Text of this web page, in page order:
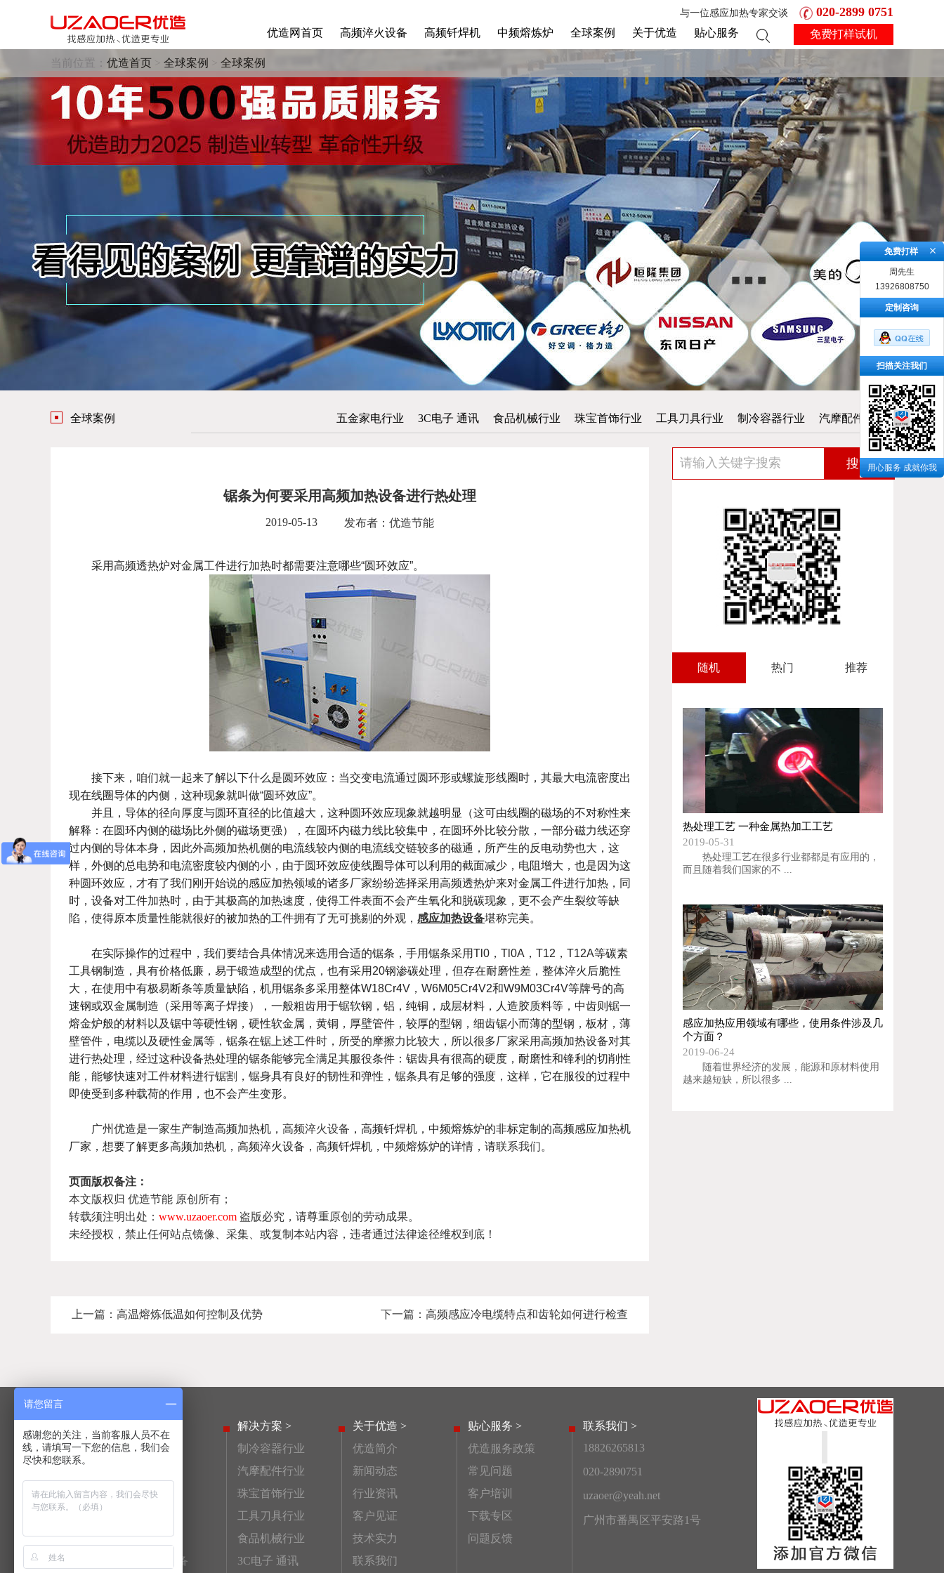
优造网首页 高频淬火设备 高频钎焊机 中频熔炼炉 全球案例 关于优造 贴心服务 免费打样试机
与一位感应加热专家交谈 020-2899 0751
当前位置： 优造首页 > 全球案例 > 全球案例
全球案例 五金家电行业 3C电子 通讯 食品机械行业 珠宝首饰行业 工具刀具行业 制冷容器行业 汽摩配件行业
锯条为何要采用高频加热设备进行热处理
2019-05-13 发布者：优造节能
采用高频透热炉对金属工件进行加热时都需要注意哪些“圆环效应”。
接下来，咱们就一起来了解以下什么是圆环效应：当交变电流通过圆环形或螺旋形线圈时，其最大电流密度出
现在线圈导体的内侧，这种现象就叫做“圆环效应”。
并且，导体的径向厚度与圆环直径的比值越大，这种圆环效应现象就越明显（这可由线圈的磁场的不对称性来
解释：在圆环内侧的磁场比外侧的磁场更强），在圆环内磁力线比较集中，在圆环外比较分散，一部分磁力线还穿
过内侧的导体本身，因此外高频加热机侧的电流线较内侧的电流线交链较多的磁通，所产生的反电动势也大，这
样，外侧的总电势和电流密度较内侧的小，由于圆环效应使线圈导体可以利用的截面减少，电阻增大，也是因为这
种圆环效应，才有了我们刚开始说的感应加热领域的诸多厂家纷纷选择采用高频透热炉来对金属工件进行加热，同
时，设备对工件加热时，由于其极高的加热速度，使得工件表面不会产生氧化和脱碳现象，更不会产生裂纹等缺
陷，使得原本质量性能就很好的被加热的工件拥有了无可挑剔的外观， 感应加热设备堪称完美。
在实际操作的过程中，我们要结合具体情况来选用合适的锯条，手用锯条采用Tl0，Tl0A，T12，T12A等碳素
工具钢制造，具有价格低廉，易于锻造成型的优点，也有采用20钢渗碳处理，但存在耐磨性差，整体淬火后脆性
大，在使用中有极易断条等质量缺陷，机用锯条多采用整体W18Cr4V，W6M05Cr4V2和W9M03Cr4V等牌号的高
速钢或双金属制造（采用等离子焊接），一般粗齿用于锯软钢，铝，纯铜，成层材料，人造胶质料等，中齿则锯一
熔金炉般的材料以及锯中等硬性钢，硬性软金属，黄铜，厚壁管件，较厚的型钢，细齿锯小而薄的型钢，板材，薄
壁管件，电缆以及硬性金属等，锯条在锯上述工件时，所受的摩擦力比较大，所以很多厂家采用高频加热设备对其
进行热处理，经过这种设备热处理的锯条能够完全满足其服役条件：锯齿具有很高的硬度，耐磨性和锋利的切削性
能，能够快速对工件材料进行锯割，锯身具有良好的韧性和弹性，锯条具有足够的强度，这样，它在服役的过程中
即使受到多种载荷的作用，也不会产生变形。
广州优造是一家生产制造高频加热机， 高频淬火设备 ，高频钎焊机，中频熔炼炉的非标定制的高频感应加热机
厂家，想要了解更多高频加热机，高频淬火设备，高频钎焊机，中频熔炼炉的详情，请联系我们。
页面版权备注：
本文版权归 优造节能 原创所有；
转载须注明出处： www.uzaoer.com 盗版必究，请尊重原创的劳动成果。
未经授权，禁止任何站点镜像、采集、或复制本站内容，违者通过法律途径维权到底！
上一篇： 高温熔炼低温如何控制及优势 下一篇： 高频感应冷电缆特点和齿轮如何进行检查
搜索
随机 热门 推荐
热处理工艺 一种金属热加工工艺
2019-05-31
热处理工艺在很多行业都都是有应用的，
而且随着我们国家的不 ...
感应加热应用领域有哪些，使用条件涉及几
个方面？
2019-06-24
随着世界经济的发展，能源和原材料使用
越来越短缺，所以很多 ...
高频淬火设备
齿轮高频淬火设备
高频钎焊机
非标自动化高频淬火设备
解决方案 >
制冷容器行业
汽摩配件行业
珠宝首饰行业
工具刀具行业
食品机械行业
3C电子 通讯
关于优造 >
优造简介
新闻动态
行业资讯
客户见证
技术实力
联系我们
贴心服务 >
优造服务政策
常见问题
客户培训
下载专区
问题反馈
联系我们 >
18826265813
020-2890751
uzaoer@yeah.net
广州市番禺区平安路1号
免费打样
周先生
13926808750
定制咨询
扫描关注我们
用心服务 成就你我
请您留言
感谢您的关注，当前客服人员不在
线，请填写一下您的信息，我们会
尽快和您联系。